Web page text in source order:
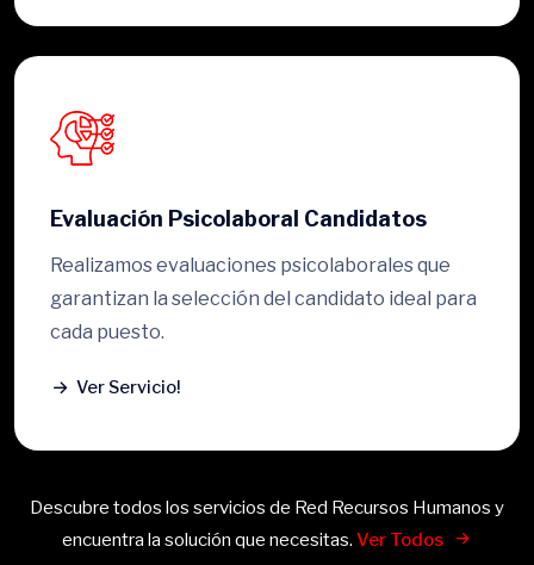
Evaluación Psicolaboral Candidatos
Realizamos evaluaciones psicolaborales que
garantizan la selección del candidato ideal para
cada puesto.
Ver Servicio!
Descubre todos los servicios de Red Recursos Humanos y
encuentra la solución que necesitas. Ver Todos